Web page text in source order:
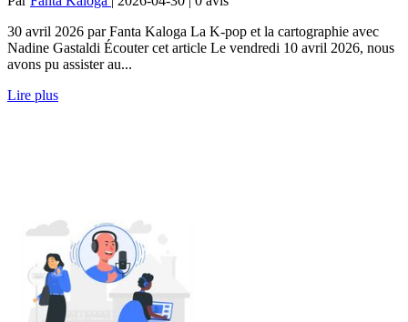
30 avril 2026 par Fanta Kaloga La K-pop et la cartographie avec
Nadine Gastaldi Écouter cet article Le vendredi 10 avril 2026, nous
avons pu assister au...
Lire plus